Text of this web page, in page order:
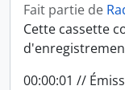
Fait partie de
Cette cassette
00:00:01 //